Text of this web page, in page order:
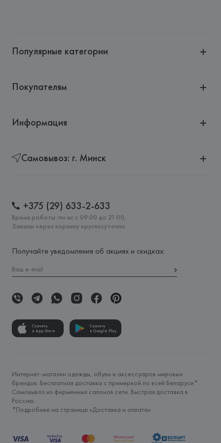
Популярные категории
Покупателям
Информация
Самовывоз: г. Минск
+375 (29) 633-2-633
Время работы: пн-вс с 09:00 до 21:00,
Заказы через корзину круглосуточно
Получайте уведомления об акциях и скидках:
Скачать
в App Store
Скачать
в Google Play
Интернет-магазин одежды, обуви и аксессуаров мировых
брендов. Бесплатная доставка с примеркой по всей Беларуси*.
Самовывоз из фирменных салонов сети. Быстрая доставка в
Россию.
*Подробнее на странице «Доставка и оплата»